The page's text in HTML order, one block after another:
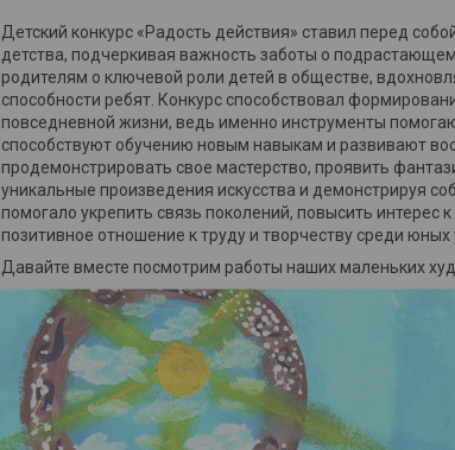
Детский конкурс «Радость действия» ставил перед
детства, подчеркивая важность заботы о
родителям о ключевой роли детей в обществе,
способности ребят. Конкурс способствовал
повседневной жизни, ведь именно инструменты
способствуют обучению новым навыкам и развивают
продемонстрировать свое мастерство, проявить
уникальные произведения искусства и демонстрируя
помогало укрепить связь поколений, повысить интерес
позитивное отношение к труду и творчеству среди юных
Давайте вместе посмотрим работы наших маленьких